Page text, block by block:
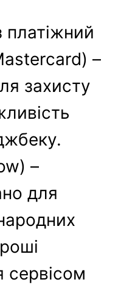
платіжний
–
захисту
–
для